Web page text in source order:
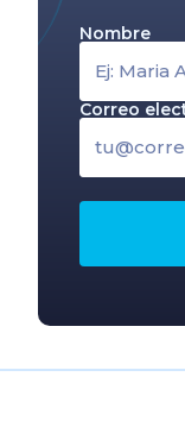
Nombre
Correo